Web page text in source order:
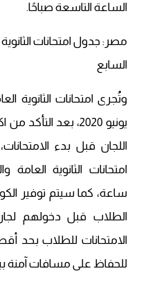
الساعة التاسعة صباحًا.
السابع
يونيو 2020، بعد
اللجان قبل بدء
ساعة، كما سيتم توفير
الطلاب قبل دخولهم
للحفاظ على مسافات آمنة